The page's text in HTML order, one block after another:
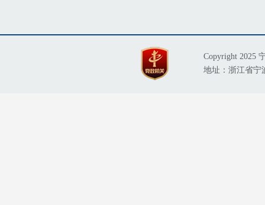
Copyright 2025
地址：浙江省宁